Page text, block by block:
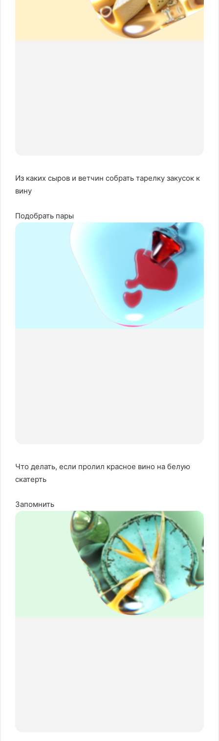
Из каких сыров и ветчин собрать тарелку закусок к
вину
Подобрать пары
Что делать, если пролил красное вино на белую
скатерть
Запомнить